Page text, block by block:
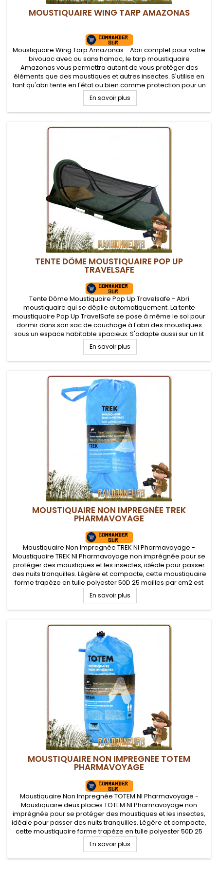
MOUSTIQUAIRE WING TARP AMAZONAS
Moustiquaire Wing Tarp Amazonas - Abri complet pour votre
bivouac avec ou sans hamac, le tarp moustiquaire
Amazonas vous permettra autant de vous protéger des
éléments que des moustiques et autres insectes. S'utilise en
tant qu'abri tente en l'état ou bien comme protection pour un
hamac.
En savoir plus
TENTE DÔME MOUSTIQUAIRE POP UP
TRAVELSAFE
Tente Dôme Moustiquaire Pop Up Travelsafe - Abri
moustiquaire qui se déplie automatiquement. La tente
moustiquaire Pop Up TravelSafe se pose à même le sol pour
dormir dans son sac de couchage à l'abri des moustiques
sous un espace habitable spacieux. S'adapte aussi sur un lit
de camp pour plus de confort
En savoir plus
MOUSTIQUAIRE NON IMPREGNÉE TREK
PHARMAVOYAGE
Moustiquaire Non Impregnée TREK NI Pharmavoyage -
Moustiquaire TREK NI Pharmavoyage non imprégnée pour se
protéger des moustiques et les insectes, idéale pour passer
des nuits tranquilles. Légère et compacte, cette moustiquaire
forme trapèze en tulle polyester 50D 25 mailles par cm2 est
idéale en randonnée, voyage et camping.
En savoir plus
MOUSTIQUAIRE NON IMPREGNÉE TOTEM
PHARMAVOYAGE
Moustiquaire Non Impregnée TOTEM NI Pharmavoyage -
Moustiquaire deux places TOTEM NI Pharmavoyage non
imprégnée pour se protéger des moustiques et les insectes,
idéale pour passer des nuits tranquilles. Légère et compacte,
cette moustiquaire forme trapèze en tulle polyester 50D 25
mailles par cm2 est idéale en randonnée, voyage et
camping.
En savoir plus